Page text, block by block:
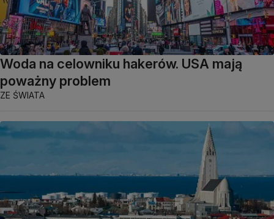
Woda na celowniku hakerów. USA mają
poważny problem
ZE ŚWIATA